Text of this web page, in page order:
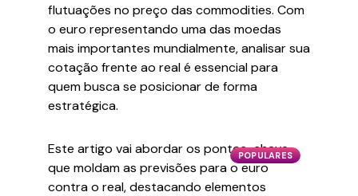
flutuações no preço das commodities. Com
o euro representando uma das moedas
mais importantes mundialmente, analisar sua
cotação frente ao real é essencial para
quem busca se posicionar de forma
estratégica.
POPULARES
Este artigo vai abordar os pontos-chave
que moldam as previsões para o euro
contra o real, destacando elementos